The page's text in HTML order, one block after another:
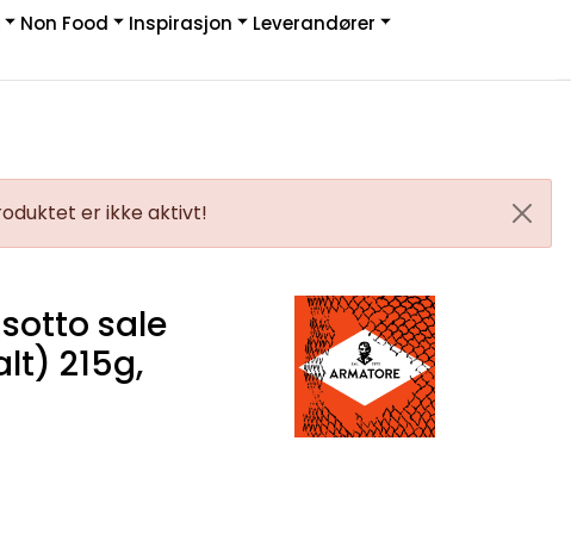
Non Food Inspirasjon Leverandører
er ikke aktivt!
sotto sale
215g,